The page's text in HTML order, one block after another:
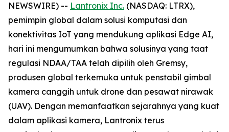
NEWSWIRE) -- Lantronix Inc. (NASDAQ: LTRX),
pemimpin global dalam solusi komputasi dan
konektivitas IoT yang mendukung aplikasi Edge AI,
hari ini mengumumkan bahwa solusinya yang taat
regulasi NDAA/TAA telah dipilih oleh Gremsy,
produsen global terkemuka untuk penstabil gimbal
kamera canggih untuk drone dan pesawat nirawak
(UAV). Dengan memanfaatkan sejarahnya yang kuat
dalam aplikasi kamera, Lantronix terus